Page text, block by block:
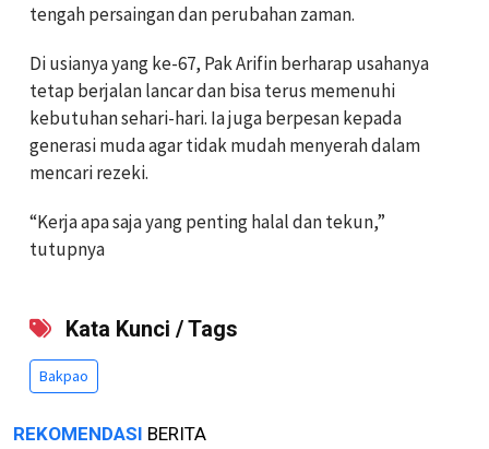
tengah persaingan dan perubahan zaman.
Di usianya yang ke-67, Pak Arifin berharap usahanya
tetap berjalan lancar dan bisa terus memenuhi
kebutuhan sehari-hari. Ia juga berpesan kepada
generasi muda agar tidak mudah menyerah dalam
mencari rezeki.
“Kerja apa saja yang penting halal dan tekun,”
tutupnya
Kata Kunci / Tags
Bakpao
REKOMENDASI BERITA